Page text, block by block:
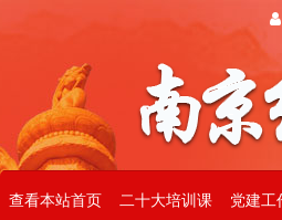
查看本站首页 二十大培训课 党建工